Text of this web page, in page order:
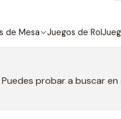
de Mesa Juegos de Rol
Puedes probar a buscar